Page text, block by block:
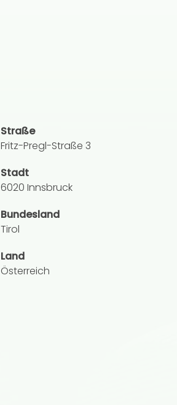
Straße
Fritz-Pregl-Straße 3
Stadt
6020 Innsbruck
Bundesland
Tirol
Land
Österreich